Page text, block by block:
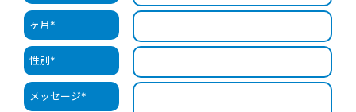
ヶ月*
性別*
メッセージ*